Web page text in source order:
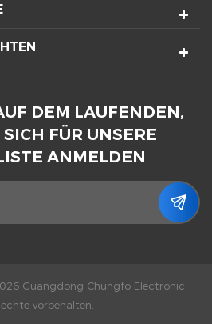
DEM LAUFENDEN,
FÜR UNSERE
ANMELDEN
Guangdong Chungfo Electronic
vorbehalten.